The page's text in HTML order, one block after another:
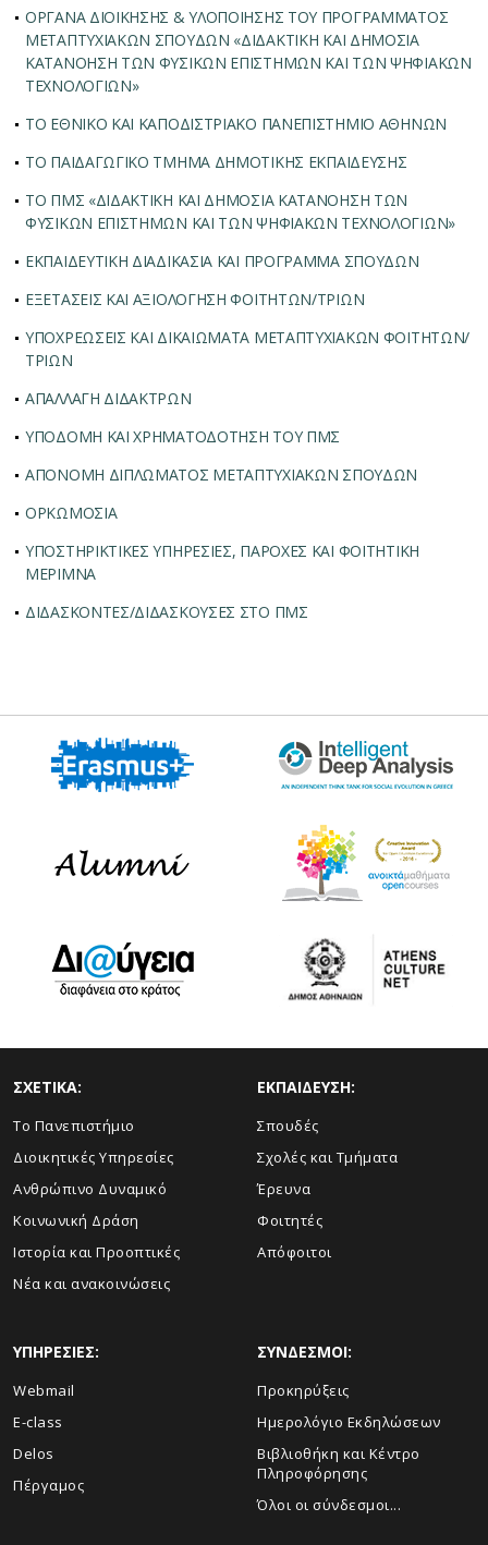
ΟΡΓΑΝΑ ΔΙΟΙΚΗΣΗΣ & ΥΛΟΠΟΙΗΣΗΣ ΤΟΥ ΠΡΟΓΡΑΜΜΑΤΟΣ
ΜΕΤΑΠΤΥΧΙΑΚΩΝ ΣΠΟΥΔΩΝ «ΔΙΔΑΚΤΙΚΗ ΚΑΙ ΔΗΜΟΣΙΑ
ΚΑΤΑΝΟΗΣΗ ΤΩΝ ΦΥΣΙΚΩΝ ΕΠΙΣΤΗΜΩΝ ΚΑΙ ΤΩΝ ΨΗΦΙΑΚΩΝ
ΤΕΧΝΟΛΟΓΙΩΝ»
ΤΟ ΕΘΝΙΚΟ ΚΑΙ ΚΑΠΟΔΙΣΤΡΙΑΚΟ ΠΑΝΕΠΙΣΤΗΜΙΟ ΑΘΗΝΩΝ
ΤΟ ΠΑΙΔΑΓΩΓΙΚΟ ΤΜΗΜΑ ΔΗΜΟΤΙΚΗΣ ΕΚΠΑΙΔΕΥΣΗΣ
ΤΟ ΠΜΣ «ΔΙΔΑΚΤΙΚΗ ΚΑΙ ΔΗΜΟΣΙΑ ΚΑΤΑΝΟΗΣΗ ΤΩΝ
ΦΥΣΙΚΩΝ ΕΠΙΣΤΗΜΩΝ ΚΑΙ ΤΩΝ ΨΗΦΙΑΚΩΝ ΤΕΧΝΟΛΟΓΙΩΝ»
ΕΚΠΑΙΔΕΥΤΙΚΗ ΔΙΑΔΙΚΑΣΙΑ ΚΑΙ ΠΡΟΓΡΑΜΜΑ ΣΠΟΥΔΩΝ
ΕΞΕΤΑΣΕΙΣ ΚΑΙ ΑΞΙΟΛΟΓΗΣΗ ΦΟΙΤΗΤΩΝ/ΤΡΙΩΝ
ΥΠΟΧΡΕΩΣΕΙΣ ΚΑΙ ΔΙΚΑΙΩΜΑΤΑ ΜΕΤΑΠΤΥΧΙΑΚΩΝ ΦΟΙΤΗΤΩΝ/
ΤΡΙΩΝ
AΠΑΛΛΑΓΗ ΔΙΔΑΚΤΡΩΝ
ΥΠΟΔΟΜΗ ΚΑΙ ΧΡΗΜΑΤΟΔΟΤΗΣΗ ΤΟΥ ΠΜΣ
ΑΠΟΝΟΜΗ ΔΙΠΛΩΜΑΤΟΣ ΜΕΤΑΠΤΥΧΙΑΚΩΝ ΣΠΟΥΔΩΝ
ΟΡΚΩΜΟΣΙΑ
ΥΠΟΣΤΗΡΙΚΤΙΚΕΣ ΥΠΗΡΕΣΙΕΣ, ΠΑΡΟΧΕΣ ΚΑΙ ΦΟΙΤΗΤΙΚΗ
ΜΕΡΙΜΝΑ
ΔΙΔΑΣΚΟΝΤΕΣ/ΔΙΔΑΣΚΟΥΣΕΣ ΣΤΟ ΠΜΣ
ΣΧΕΤΙΚΑ:
Το Πανεπιστήμιο
Διοικητικές Υπηρεσίες
Ανθρώπινο Δυναμικό
Κοινωνική Δράση
Ιστορία και Προοπτικές
Νέα και ανακοινώσεις
ΕΚΠΑΙΔΕΥΣΗ:
Σπουδές
Σχολές και Τμήματα
Έρευνα
Φοιτητές
Απόφοιτοι
ΥΠΗΡΕΣΙΕΣ:
Webmail
E-class
Delos
Πέργαμος
ΣΥΝΔΕΣΜΟΙ:
Προκηρύξεις
Ημερολόγιο Εκδηλώσεων
Βιβλιοθήκη και Κέντρο
Πληροφόρησης
Όλοι οι σύνδεσμοι...